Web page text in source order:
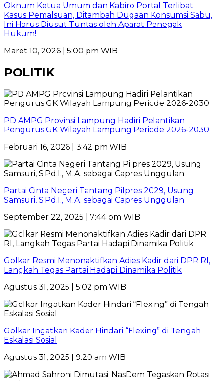
Oknum Ketua Umum dan Kabiro Portal Terlibat
Kasus Pemalsuan, Ditambah Dugaan Konsumsi Sabu,
Ini Harus Diusut Tuntas oleh Aparat Penegak
Hukum!
Maret 10, 2026 | 5:00 pm WIB
POLITIK
PD AMPG Provinsi Lampung Hadiri Pelantikan
Pengurus GK Wilayah Lampung Periode 2026-2030
Februari 16, 2026 | 3:42 pm WIB
Partai Cinta Negeri Tantang Pilpres 2029, Usung
Samsuri, S.Pd.I., M.A. sebagai Capres Unggulan
September 22, 2025 | 7:44 pm WIB
Golkar Resmi Menonaktifkan Adies Kadir dari DPR RI,
Langkah Tegas Partai Hadapi Dinamika Politik
Agustus 31, 2025 | 5:02 pm WIB
Golkar Ingatkan Kader Hindari “Flexing” di Tengah
Eskalasi Sosial
Agustus 31, 2025 | 9:20 am WIB